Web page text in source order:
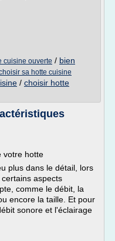
cuisine ouverte / bien
sa hotte cuisine
/ choisir hotte
votre hotte
plus dans le détail, lors
aspects
comme le débit, la
encore la taille. Et pour
sonore et l'éclairage